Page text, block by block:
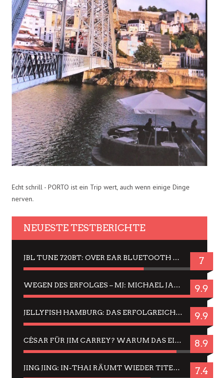
Echt schrill - PORTO ist ein Trip wert, auch wenn einige Dinge
nerven.
NEUESTE TESTBERICHTE
JBL TUNE 720BT: OVER EAR BLUETOOTH KOPFHÖRER UM DIE 50,-€ IM DAUER-TEST 7
WEGEN DES ERFOLGES – MJ: MICHAEL JACKSON MUSICAL IN EINER MATINEE SEHEN 9.9
JELLYFISH HAMBURG: DAS ERFOLGREICHE SOMMER-MENÜ 2025 IN GEFÜHLEN UND BILDERN 9.9
CÉSAR FÜR JIM CARREY? WARUM DAS EINER DER NERVIGSTEN ACTORS IST UND BLEIBT 8.9
JING JING: IN-THAI RÄUMT WIEDER TITEL AB – EIN ZWEI-STUNDEN-ERLEBNISBERICHT 7.4